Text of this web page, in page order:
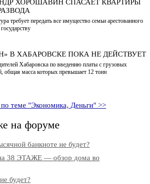
ХОРОШАВИН СПАСАЕТ КВАРТИРЫ
требует передать все имущество семьи арестованного
В ХАБАРОВСКЕ ПОКА НЕ ДЕЙСТВУЕТ
Хабаровска по введению платы с грузовых
общая масса которых превышает 12 тонн
теме "Экономика, Деньги" >>
на форуме
банкноте не будет?
38 ЭТАЖЕ — обзор дома во
будет?